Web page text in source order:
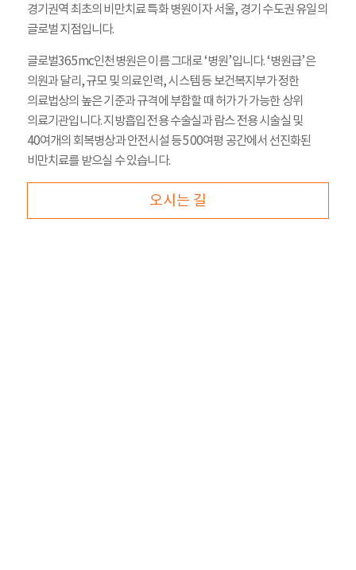
경기권역 최초의 비만치료 특화 병원이자 서울, 경기 수도권 유일의
글로벌 지점입니다.
글로벌365mc인천병원은 이름 그대로 ‘병원’입니다. ‘병원급’은
의원과 달리, 규모 및 의료인력, 시스템 등 보건복지부가 정한
의료법상의 높은 기준과 규격에 부합할 때 허가가 가능한 상위
의료기관입니다. 지방흡입 전용 수술실과 람스 전용 시술실 및
40여개의 회복병상과 안전시설 등 500여평 공간에서 선진화된
비만치료를 받으실 수 있습니다.
오시는 길